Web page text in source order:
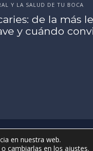
Y LA SALUD DE TU BOCA
tu sonrisa
evento o
importante
en nuestra web.
o cambiarlas en losajustes.